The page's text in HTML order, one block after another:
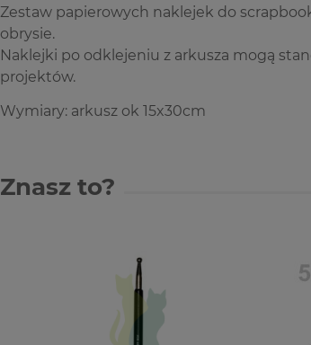
Zestaw papierowych naklejek do
obrysie.
Naklejki po odklejeniu z arkusza mogą
projektów.
Wymiary: arkusz ok 15x30cm
Znasz to?